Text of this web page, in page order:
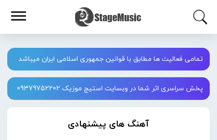
تمامی فعالیت ها مطابق با قوانین جمهوری اسلامی ایران میباشد
پخش سراسری اثر شما در وبسایت استیج موزیک 09379752202
آهنگ های پیشنهادی